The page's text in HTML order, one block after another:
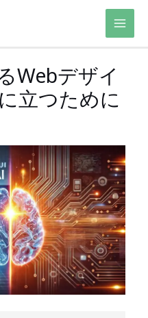
Webデザイ
立つために